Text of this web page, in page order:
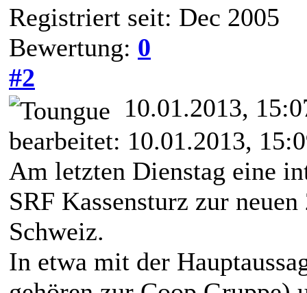
Registriert seit: Dec 2005
Bewertung: 0
#2
10.01.2013,
bearbeitet: 10.01.2013,
Am letzten Dienstag eine
SRF Kassensturz zur
Schweiz.
In etwa mit der